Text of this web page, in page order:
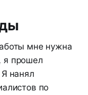
мне нужна
я прошел
нанял
по